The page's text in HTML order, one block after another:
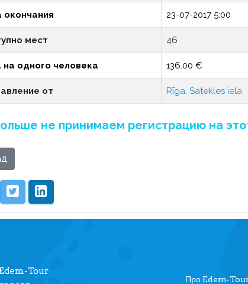
окончания 23-07-2017 5:00
мест 46
на одного человека 136.00 €
от Rīga, Satekles iela
не принимаем регистрацию на
Tour
Про Edem-